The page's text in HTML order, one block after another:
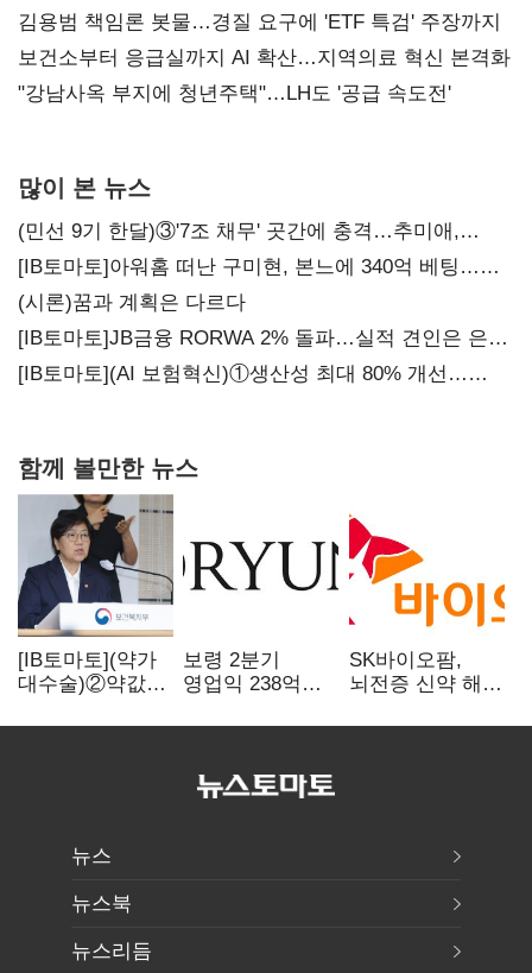
김용범 책임론 봇물…경질 요구에 'ETF 특검' 주장까지
보건소부터 응급실까지 AI 확산…지역의료 혁신 본격화
"강남사옥 부지에 청년주택"…LH도 '공급 속도전'
많이 본 뉴스
(민선 9기 한달)③'7조 채무' 곳간에 충격…추미애,
20년만에 '비상재정' 선언 승부수
[IB토마토]아워홈 떠난 구미현, 본느에 340억 베팅…
가족 지배체제 구축
(시론)꿈과 계획은 다르다
[IB토마토]JB금융 RORWA 2% 돌파…실적 견인은 은행
아닌 캐피탈
[IB토마토](AI 보험혁신)①생산성 최대 80% 개선…
함께 볼만한 뉴스
[IB토마토](약가
대수술)②약값
축소…제약업계
보령 2분기
영업익 238억…
SK바이오팜,
뇌전증 신약 해외
차세대 신약 개발
뉴스
뉴스북
뉴스리듬